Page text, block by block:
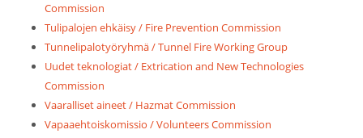
Commission
Tulipalojen ehkäisy / Fire Prevention Commission
Tunnelipalotyöryhmä / Tunnel Fire Working Group
Uudet teknologiat / Extrication and New Technologies
Commission
Vaaralliset aineet / Hazmat Commission
Vapaaehtoiskomissio / Volunteers Commission